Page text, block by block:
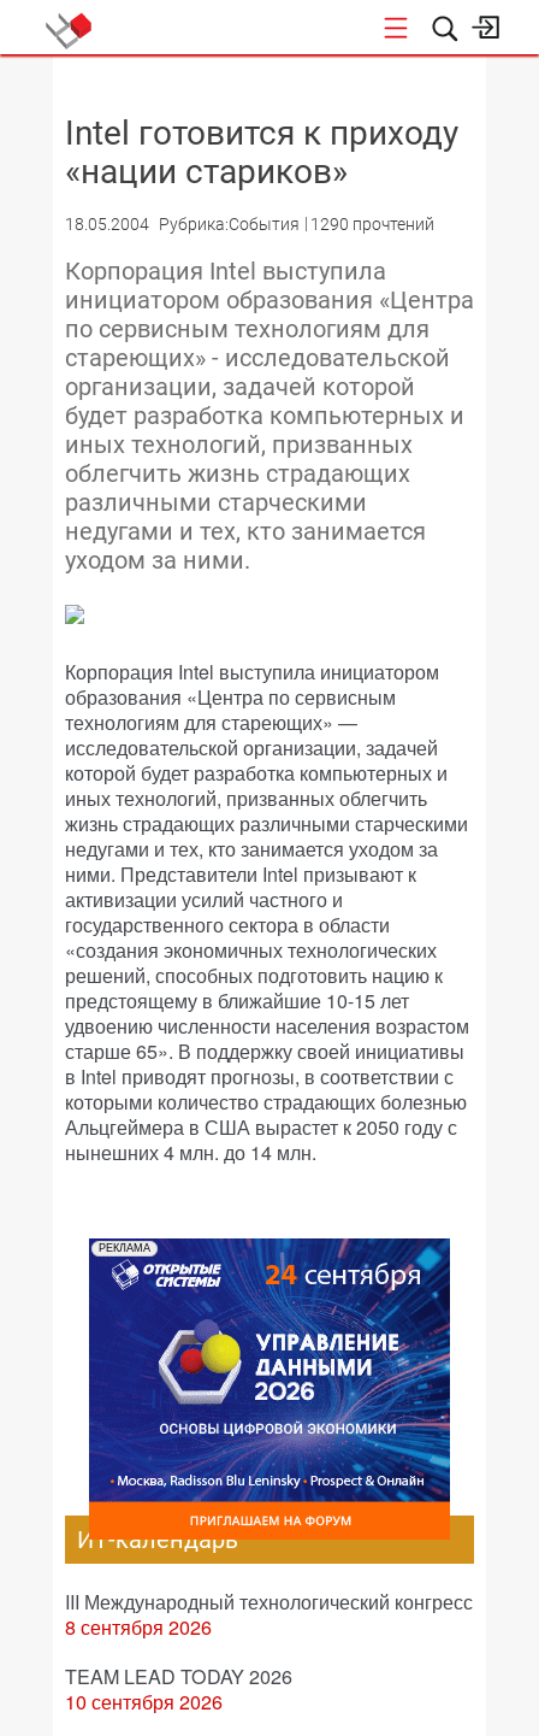
Intel готовится к приходу
«нации стариков»
18.05.2004 Рубрика:События 1290 прочтений
Корпорация Intel выступила
инициатором образования «Центра
по сервисным технологиям для
стареющих» - исследовательской
организации, задачей которой
будет разработка компьютерных и
иных технологий, призванных
облегчить жизнь страдающих
различными старческими
недугами и тех, кто занимается
уходом за ними.
Корпорация Intel выступила инициатором
образования «Центра по сервисным
технологиям для стареющих» —
исследовательской организации, задачей
которой будет разработка компьютерных и
иных технологий, призванных облегчить
жизнь страдающих различными старческими
недугами и тех, кто занимается уходом за
ними. Представители Intel призывают к
активизации усилий частного и
государственного сектора в области
«создания экономичных технологических
решений, способных подготовить нацию к
предстоящему в ближайшие 10-15 лет
удвоению численности населения возрастом
старше 65». В поддержку своей инициативы
в Intel приводят прогнозы, в соответствии с
которыми количество страдающих болезнью
Альцгеймера в США вырастет к 2050 году с
нынешних 4 млн. до 14 млн.
РЕКЛАМА
ИТ-календарь
III Международный технологический конгресс
8 сентября 2026
TEAM LEAD TODAY 2026
10 сентября 2026